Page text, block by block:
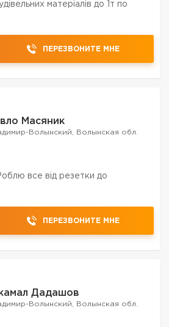
матеріалів до 1т по
ПЕРЕЗВОНИТЕ МНЕ
Масяник
Волынский, Волынская обл.
все від резетки до
ПЕРЕЗВОНИТЕ МНЕ
Дадашов
Волынский, Волынская обл.